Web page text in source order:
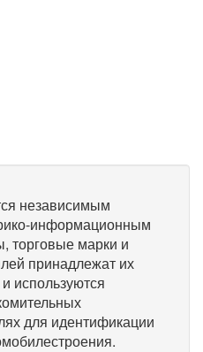
независимым
информационным
торговые марки и
принадлежат их
используются
для идентификации